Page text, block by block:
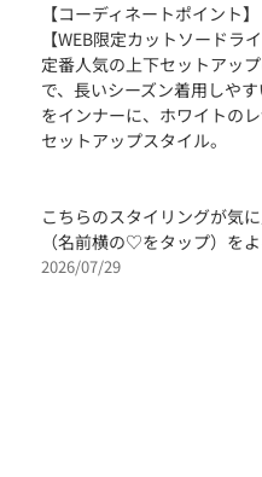
【コーディネートポイント】
【WEB限定カットソードラ
定番人気の上下セットアッ
で、長いシーズン着用しや
をインナーに、ホワイトの
セットアップスタイル。
こちらのスタイリングが気
（名前横の♡をタップ）を
2026/07/29